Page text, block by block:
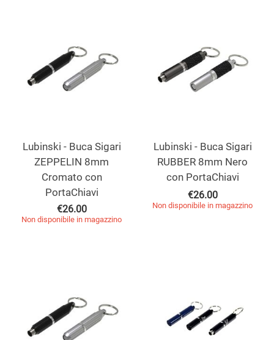
Lubinski - Buca Sigari
ZEPPELIN 8mm
Cromato con
PortaChiavi
€26.00
Non disponibile in magazzino
Lubinski - Buca Sigari
RUBBER 8mm Nero
con PortaChiavi
€26.00
Non disponibile in magazzino